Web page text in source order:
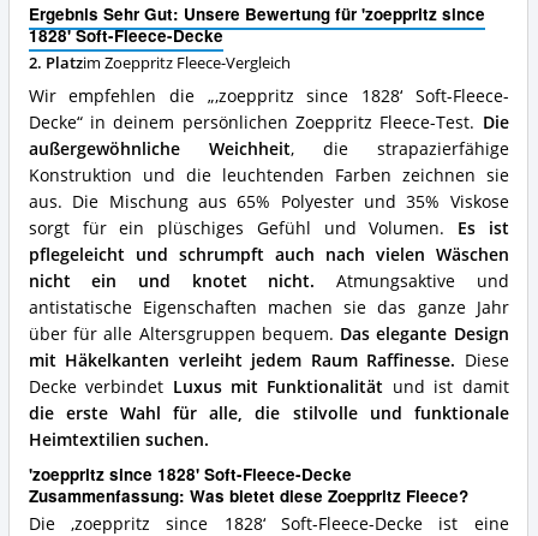
Ergebnis Sehr Gut: Unsere Bewertung für 'zoeppritz since
1828' Soft-Fleece-Decke
2. Platzim Zoeppritz Fleece-Vergleich
Wir empfehlen die „‚zoeppritz since 1828‘ Soft-Fleece-
Decke“ in deinem persönlichen Zoeppritz Fleece-Test. Die
außergewöhnliche Weichheit, die strapazierfähige
Konstruktion und die leuchtenden Farben zeichnen sie
aus. Die Mischung aus 65% Polyester und 35% Viskose
sorgt für ein plüschiges Gefühl und Volumen. Es ist
pflegeleicht und schrumpft auch nach vielen Wäschen
nicht ein und knotet nicht. Atmungsaktive und
antistatische Eigenschaften machen sie das ganze Jahr
über für alle Altersgruppen bequem. Das elegante Design
mit Häkelkanten verleiht jedem Raum Raffinesse. Diese
Decke verbindet Luxus mit Funktionalität und ist damit
die erste Wahl für alle, die stilvolle und funktionale
Heimtextilien suchen.
'zoeppritz since 1828' Soft-Fleece-Decke
Zusammenfassung: Was bietet diese Zoeppritz Fleece?
Die ‚zoeppritz since 1828‘ Soft-Fleece-Decke ist eine
Fleece-
Decke
Vorteile:
Was
spricht
für
diese
Zoeppritz
Fleece?